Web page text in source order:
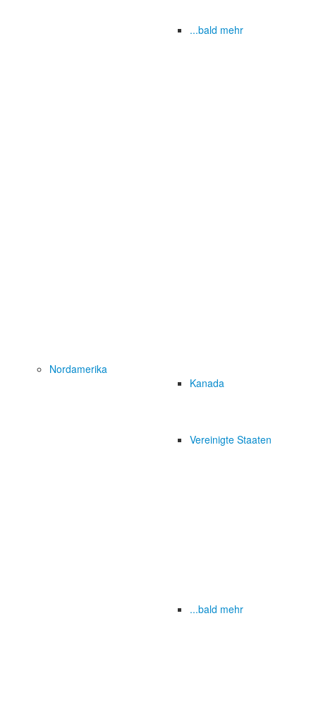
...bald mehr
Nordamerika
Kanada
Vereinigte Staaten
...bald mehr